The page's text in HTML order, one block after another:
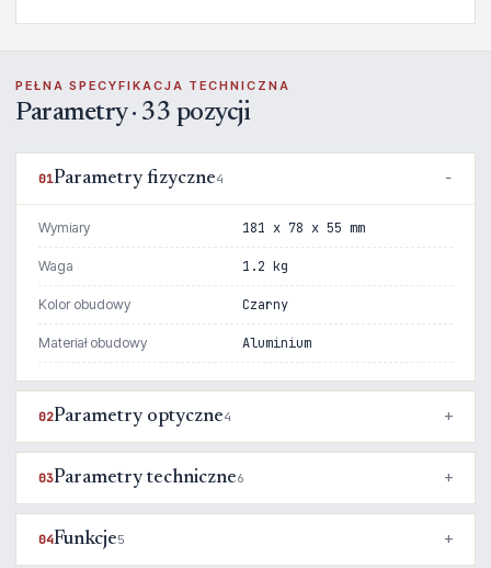
PEŁNA SPECYFIKACJA TECHNICZNA
Parametry · 33 pozycji
01Parametry fizyczne4
Wymiary 181 x 78 x 55 mm
Waga 1.2 kg
Kolor obudowy Czarny
Materiał obudowy Aluminium
02Parametry optyczne4
03Parametry techniczne6
04Funkcje5